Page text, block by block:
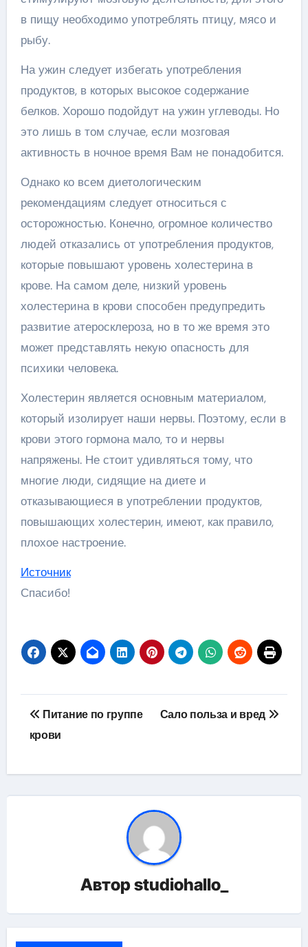
в пищу необходимо употреблять птицу, мясо и
рыбу.
На ужин следует избегать употребления
продуктов, в которых высокое содержание
белков. Хорошо подойдут на ужин углеводы. Но
это лишь в том случае, если мозговая
активность в ночное время Вам не понадобится.
Однако ко всем диетологическим
рекомендациям следует относиться с
осторожностью. Конечно, огромное количество
людей отказались от употребления продуктов,
которые повышают уровень холестерина в
крове. На самом деле, низкий уровень
холестерина в крови способен предупредить
развитие атеросклероза, но в то же время это
может представлять некую опасность для
психики человека.
Холестерин является основным материалом,
который изолирует наши нервы. Поэтому, если в
крови этого гормона мало, то и нервы
напряжены. Не стоит удивляться тому, что
многие люди, сидящие на диете и
отказывающиеся в употреблении продуктов,
повышающих холестерин, имеют, как правило,
плохое настроение.
Источник
Спасибо!
Навигация
по
Питание по группе
крови
Сало польза и вред
Авторstudiohallo_